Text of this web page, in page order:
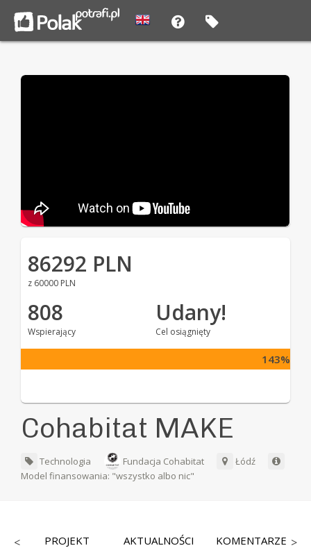
86292 PLN
z 60000 PLN
808
Wspierający
Udany!
Cel osiągnięty
143%
Cohabitat MAKE
Technologia Fundacja Cohabitat
Łódź
Model finansowania: "wszystko albo nic"
< PROJEKT AKTUALNOŚCI KOMENTARZE >